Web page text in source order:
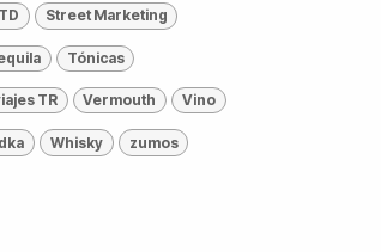
Street Marketing
Tónicas
TR Vermouth Vino
Whisky zumos